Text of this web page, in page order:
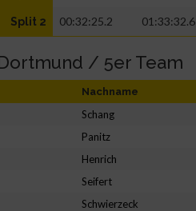
Split 2 00:32:25.2 01:33:32.6
/ 5er Team
Nachname
Schang
Panitz
Henrich
Seifert
Schwierzeck